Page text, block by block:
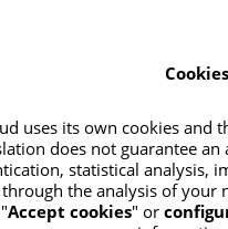
Antonio
uses its own cookies and
does not guarantee
statistical analysis,
the analysis of your
Accept cookies" or